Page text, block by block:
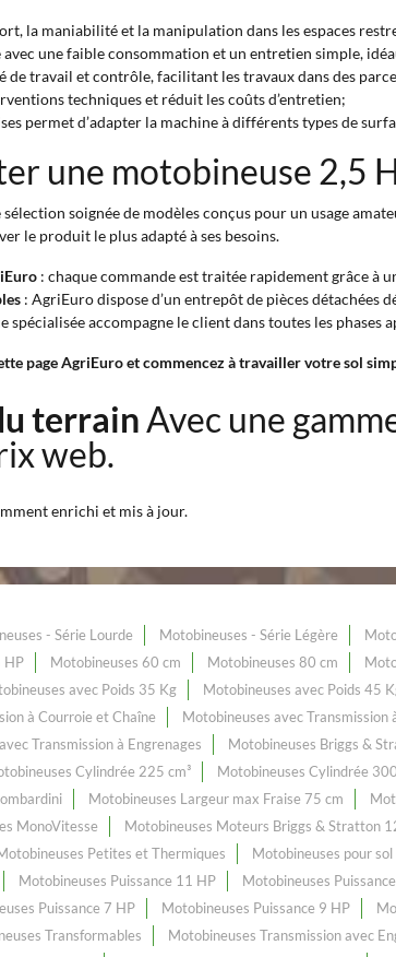
la maniabilité et la manipulation dans les espaces
une faible consommation et un entretien simple,
travail et contrôle, facilitant les travaux dans des
techniques et réduit les coûts d’entretien;
permet d’adapter la machine à différents types de
une motobineuse 2,5
sélection soignée de modèles conçus pour un usage
le produit le plus adapté à ses besoins.
: chaque commande est traitée rapidement grâce à
: AgriEuro dispose d’un entrepôt de pièces détachées
spécialisée accompagne le client dans toutes les phases
page AgriEuro et commencez à travailler votre sol
terrainAvec une
web.
enrichi et mis à jour.
- Série Lourde Motobineuses - Série Légère
HP Motobineuses 60 cm Motobineuses 80 cm
avec Poids 35 Kg Motobineuses avec Poids 45
à Courroie et Chaîne
Motobineuses avec Transmission
Transmission à Engrenages Motobineuses Briggs &
Cylindrée 225 cm³ Motobineuses Cylindrée
Motobineuses Largeur max Fraise 75 cm
MonoVitesse Motobineuses Moteurs Briggs & Stratton
Petites et Thermiques Motobineuses pour
Motobineuses Puissance 11 HP Motobineuses
Puissance 7 HP Motobineuses Puissance 9 HP
Transformables Motobineuses Transmission avec